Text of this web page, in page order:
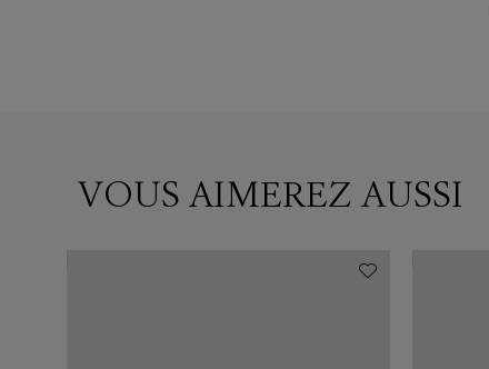
VOUS AIMEREZ AUSSI